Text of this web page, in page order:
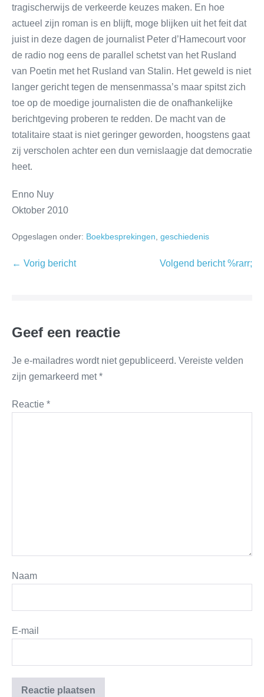
tragischerwijs de verkeerde keuzes maken. En hoe
actueel zijn roman is en blijft, moge blijken uit het feit dat
juist in deze dagen de journalist Peter d’Hamecourt voor
de radio nog eens de parallel schetst van het Rusland
van Poetin met het Rusland van Stalin. Het geweld is niet
langer gericht tegen de mensenmassa’s maar spitst zich
toe op de moedige journalisten die de onafhankelijke
berichtgeving proberen te redden. De macht van de
totalitaire staat is niet geringer geworden, hoogstens gaat
zij verscholen achter een dun vernislaagje dat democratie
heet.
Enno Nuy
Oktober 2010
Opgeslagen onder: Boekbesprekingen geschiedenis
← Vorig bericht Volgend bericht %rarr;
Geef een reactie
Je e-mailadres wordt niet gepubliceerd. Vereiste velden
zijn gemarkeerd met*
Reactie *
Naam
E-mail